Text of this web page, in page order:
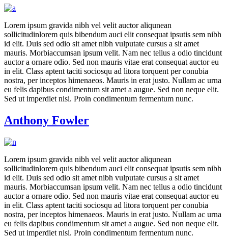
Lorem ipsum gravida nibh vel velit auctor aliqunean
sollicitudinlorem quis bibendum auci elit consequat ipsutis sem nibh
id elit. Duis sed odio sit amet nibh vulputate cursus a sit amet
mauris. Morbiaccumsan ipsum velit. Nam nec tellus a odio tincidunt
auctor a ornare odio. Sed non mauris vitae erat consequat auctor eu
in elit. Class aptent taciti sociosqu ad litora torquent per conubia
nostra, per inceptos himenaeos. Mauris in erat justo. Nullam ac urna
eu felis dapibus condimentum sit amet a augue. Sed non neque elit.
Sed ut imperdiet nisi. Proin condimentum fermentum nunc.
Anthony Fowler
Lorem ipsum gravida nibh vel velit auctor aliqunean
sollicitudinlorem quis bibendum auci elit consequat ipsutis sem nibh
id elit. Duis sed odio sit amet nibh vulputate cursus a sit amet
mauris. Morbiaccumsan ipsum velit. Nam nec tellus a odio tincidunt
auctor a ornare odio. Sed non mauris vitae erat consequat auctor eu
in elit. Class aptent taciti sociosqu ad litora torquent per conubia
nostra, per inceptos himenaeos. Mauris in erat justo. Nullam ac urna
eu felis dapibus condimentum sit amet a augue. Sed non neque elit.
Sed ut imperdiet nisi. Proin condimentum fermentum nunc.